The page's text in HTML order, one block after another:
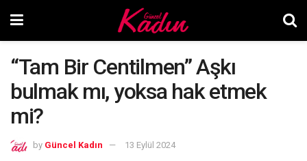
“Tam Bir Centilmen” Aşkı
bulmak mı, yoksa hak etmek
mi?
by Güncel Kadın 13 Eylül 2024